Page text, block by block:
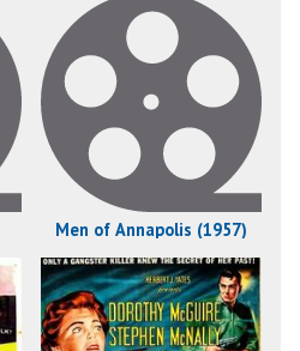
Men of Annapolis (1957)